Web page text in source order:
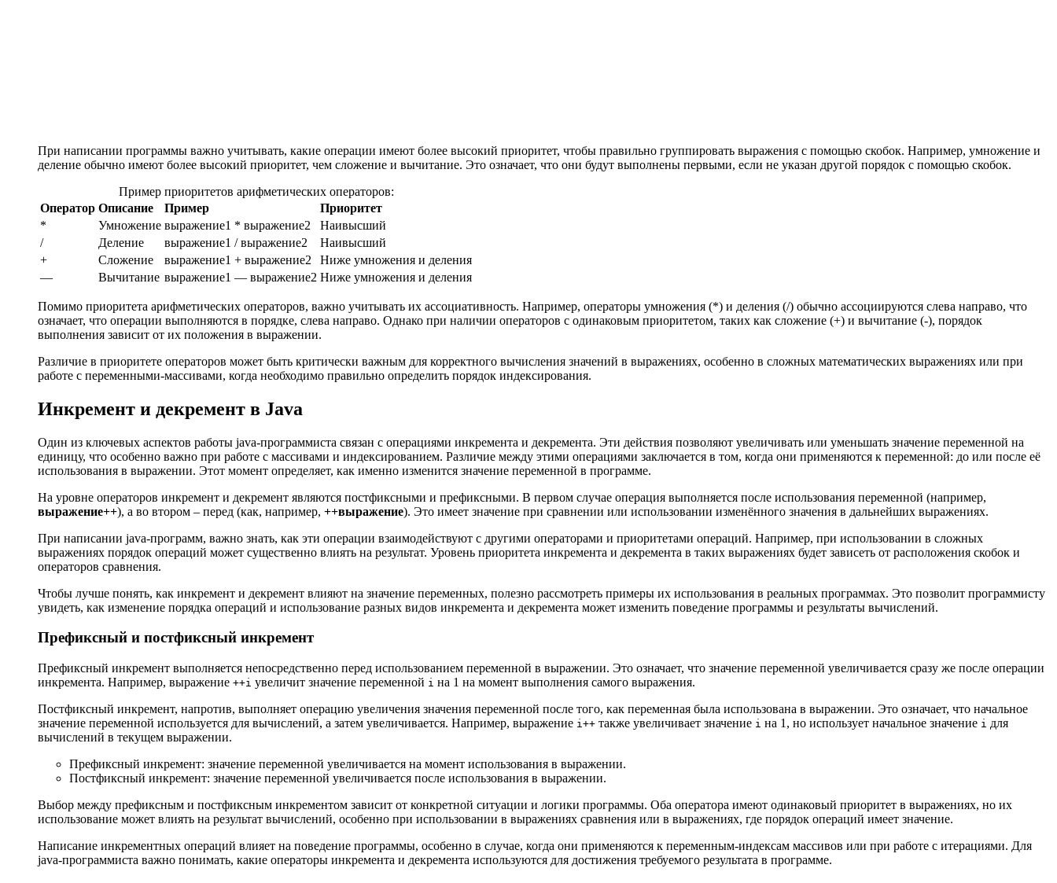
При написании программы важно учитывать, какие операции имеют более высокий приоритет, чтобы правильно группировать выражения с помощью скобок. Например, умножение и
деление обычно имеют более высокий приоритет, чем сложение и вычитание. Это означает, что они будут выполнены первыми, если не указан другой порядок с помощью скобок.
Пример приоритетов арифметических операторов:
Оператор Описание Пример
Приоритет
*
Умножение выражение1 * выражение2
Наивысший
/
Деление выражение1 / выражение2
Наивысший
+
Сложение выражение1 + выражение2
Ниже умножения и деления
—
Вычитание выражение1 — выражение2 Ниже умножения и деления
Помимо приоритета арифметических операторов, важно учитывать их ассоциативность. Например, операторы умножения (*) и деления (/) обычно ассоциируются слева направо, что
означает, что операции выполняются в порядке, слева направо. Однако при наличии операторов с одинаковым приоритетом, таких как сложение (+) и вычитание (-), порядок
выполнения зависит от их положения в выражении.
Различие в приоритете операторов может быть критически важным для корректного вычисления значений в выражениях, особенно в сложных математических выражениях или при
работе с переменными-массивами, когда необходимо правильно определить порядок индексирования.
Инкремент и декремент в Java
Один из ключевых аспектов работы java-программиста связан с операциями инкремента и декремента. Эти действия позволяют увеличивать или уменьшать значение переменной на
единицу, что особенно важно при работе с массивами и индексированием. Различие между этими операциями заключается в том, когда они применяются к переменной: до или после её
использования в выражении. Этот момент определяет, как именно изменится значение переменной в программе.
На уровне операторов инкремент и декремент являются постфиксными и префиксными. В первом случае операция выполняется после использования переменной (например,
выражение++), а во втором – перед (как, например, ++выражение). Это имеет значение при сравнении или использовании изменённого значения в дальнейших выражениях.
При написании java-программ, важно знать, как эти операции взаимодействуют с другими операторами и приоритетами операций. Например, при использовании в сложных
выражениях порядок операций может существенно влиять на результат. Уровень приоритета инкремента и декремента в таких выражениях будет зависеть от расположения скобок и
операторов сравнения.
Чтобы лучше понять, как инкремент и декремент влияют на значение переменных, полезно рассмотреть примеры их использования в реальных программах. Это позволит программисту
увидеть, как изменение порядка операций и использование разных видов инкремента и декремента может изменить поведение программы и результаты вычислений.
Префиксный и постфиксный инкремент
Префиксный инкремент выполняется непосредственно перед использованием переменной в выражении. Это означает, что значение переменной увеличивается сразу же после операции
инкремента. Например, выражение ++i увеличит значение переменной i на 1 на момент выполнения самого выражения.
Постфиксный инкремент, напротив, выполняет операцию увеличения значения переменной после того, как переменная была использована в выражении. Это означает, что начальное
значение переменной используется для вычислений, а затем увеличивается. Например, выражение i++ также увеличивает значение i на 1, но использует начальное значение i для
вычислений в текущем выражении.
Префиксный инкремент: значение переменной увеличивается на момент использования в выражении.
Постфиксный инкремент: значение переменной увеличивается после использования в выражении.
Выбор между префиксным и постфиксным инкрементом зависит от конкретной ситуации и логики программы. Оба оператора имеют одинаковый приоритет в выражениях, но их
использование может влиять на результат вычислений, особенно при использовании в выражениях сравнения или в выражениях, где порядок операций имеет значение.
Написание инкрементных операций влияет на поведение программы, особенно в случае, когда они применяются к переменным-индексам массивов или при работе с итерациями. Для
java-программиста важно понимать, какие операторы инкремента и декремента используются для достижения требуемого результата в программе.